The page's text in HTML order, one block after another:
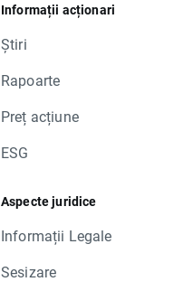
Informații acționari
Știri
Rapoarte
Preț acțiune
ESG
Aspecte juridice
Informații Legale
Sesizare